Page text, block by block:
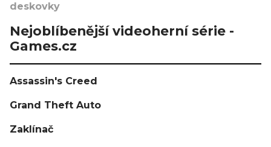
deskovky
Nejoblíbenější videoherní série -
Games.cz
Assassin's Creed
Grand Theft Auto
Zaklínač